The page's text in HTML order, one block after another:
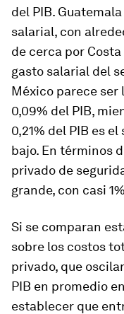
del PIB.
salarial, con
de cerca por Costa
gasto salarial del
México parece ser
0,09% del PIB,
0,21% del PIB es
bajo. En términos
privado de
grande, con casi
Si se comparan
sobre los costos
privado, que
PIB en promedio
establecer que